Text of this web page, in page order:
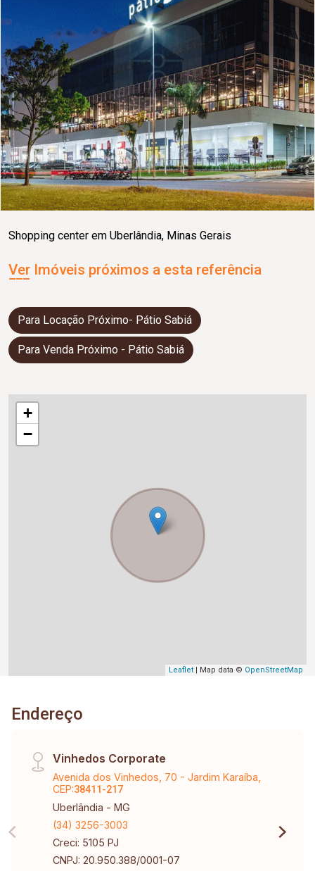
Shopping center em Uberlândia, Minas Gerais
Ver Imóveis próximos a esta referência
Para Locação Próximo- Pátio Sabiá
Para Venda Próximo - Pátio Sabiá
+
−
Leaflet | Map data © OpenStreetMap
Endereço
Vinhedos Corporate
Avenida dos Vinhedos, 70 - Jardim Karaíba,
CEP:38411-217
Uberlândia - MG
(34) 3256-3003
Creci: 5105 PJ
CNPJ: 20.950.388/0001-07